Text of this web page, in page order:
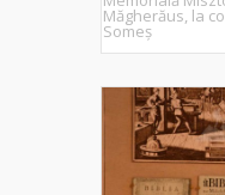
Măgherăus, la
Someș